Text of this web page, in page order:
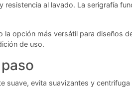
al lavado. La serigrafía
opción más versátil para diseños
de uso.
suave, evita suavizantes y